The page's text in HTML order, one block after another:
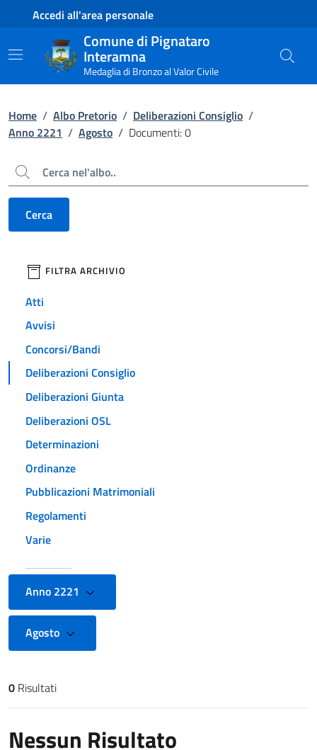
Contenuto principale
Piede di paginaAccedi all'area personale
Comune di Pignataro
Interamna
Medaglia di Bronzo al Valor Civile
Home / Albo Pretorio / Deliberazioni Consiglio /
Anno 2221 / Agosto / Documenti: 0
Cerca
Cerca
filtri da applicare
FILTRA ARCHIVIO
Atti
Avvisi
Concorsi/Bandi
Deliberazioni Consiglio
Deliberazioni Giunta
Deliberazioni OSL
Determinazioni
Ordinanze
Pubblicazioni Matrimoniali
Regolamenti
Varie
Anno 2221
Agosto
Risultati di ricerca
0 Risultati
Nessun Risultato